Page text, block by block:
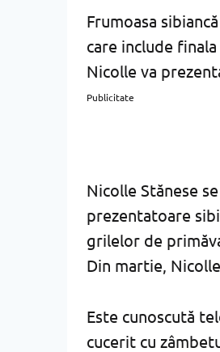
Frumoasa
care include
Nicolle va
Publicitate
Nicolle Stănese
prezentatoare
grilelor de
Din martie,
Este cunoscută
cucerit cu